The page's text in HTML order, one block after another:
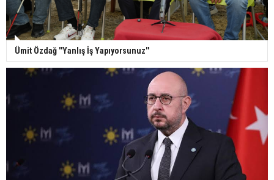
Ümit Özdağ ''Yanlış İş Yapıyorsunuz''